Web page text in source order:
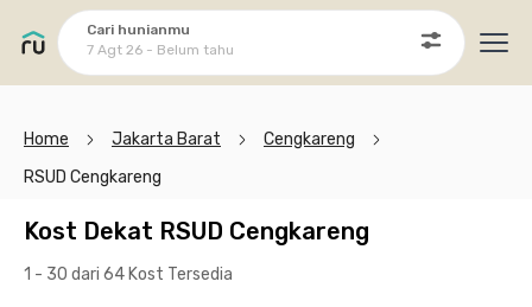
Cari hunianmu
7 Agt 26 - Belum tahu
Home Jakarta Barat
Cengkareng
RSUD Cengkareng
Kost Dekat RSUD Cengkareng
1 - 30 dari 64 Kost Tersedia